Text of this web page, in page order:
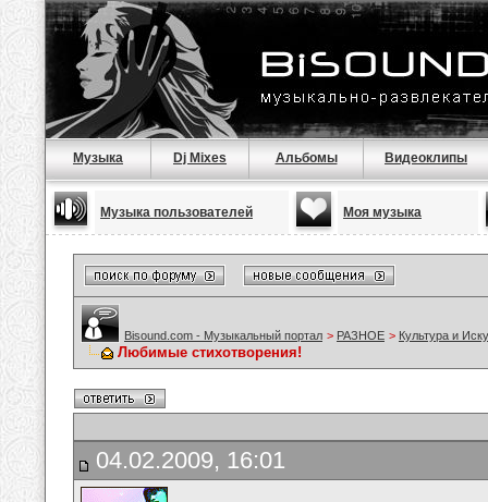
Музыка Dj Mixes Альбомы Видеоклипы
Музыка пользователей Моя музыка
Bisound.com - Музыкальный портал > РАЗНОЕ > Культура и
Любимые стихотворения!
04.02.2009, 16:01